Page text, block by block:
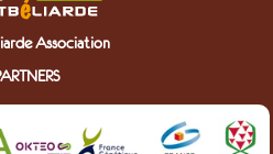
Association